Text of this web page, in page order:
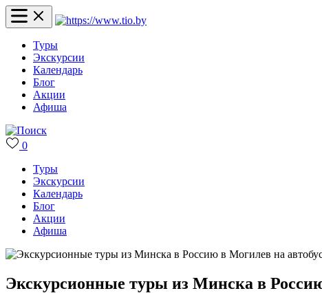
Туры
Экскурсии
Календарь
Блог
Акции
Афиша
0
Туры
Экскурсии
Календарь
Блог
Акции
Афиша
Экскурсионные туры из Минска в